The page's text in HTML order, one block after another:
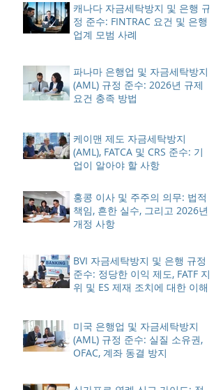
캐나다 자금세탁방지 및 은행 규
정 준수: FINTRAC 요건 및 은행
업계 모범 사례
파나마 은행업 및 자금세탁방지
(AML) 규정 준수: 2026년 규제
요건 충족 방법
케이맨 제도 자금세탁방지
(AML), FATCA 및 CRS 준수: 기
업이 알아야 할 사항
홍콩 이사 및 주주의 의무: 법적
책임, 흔한 실수, 그리고 2026년
개정 사항
BVI 자금세탁방지 및 은행 규정
준수: 정당한 이익 제도, FATF 지
위 및 ES 제재 조치에 대한 이해
미국 은행업 및 자금세탁방지
(AML) 규정 준수: 실질 소유권,
OFAC, 계좌 동결 방지